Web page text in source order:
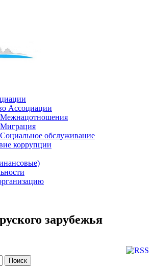
Ассоциации
Межнацотношения
Миграция
Социальное обслуживание
коррупции
зарубежья